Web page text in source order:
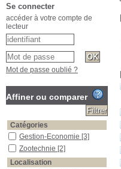
Se connecter
accéder à votre compte de
lecteur
Mot de passe oublié ?
Affiner ou comparer
Catégories
Gestion-Economie [3]
Zootechnie [2]
Localisation